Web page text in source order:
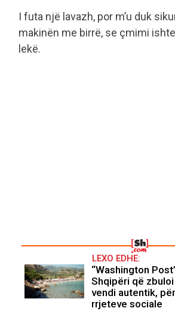
I futa një lavazh, por m’u duk
makinën me birrë, se çmimi
lekë.
LEXO EDHE:
“Washington
Shqipëri që
vendi autentik,
rrjeteve sociale